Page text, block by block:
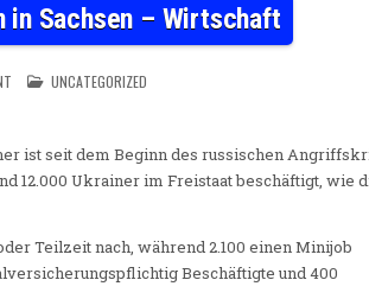
in Sachsen – Wirtschaft
ON JAHRESTAG – IMMER MEHR UKRAINER ARBEITEN IN
POSTED IN
UNCATEGORIZED
ist seit dem Beginn des russischen
12.000 Ukrainer im Freistaat beschäftigt, wie
Teilzeit nach, während 2.100 einen Minijob
Beschäftigte und 400